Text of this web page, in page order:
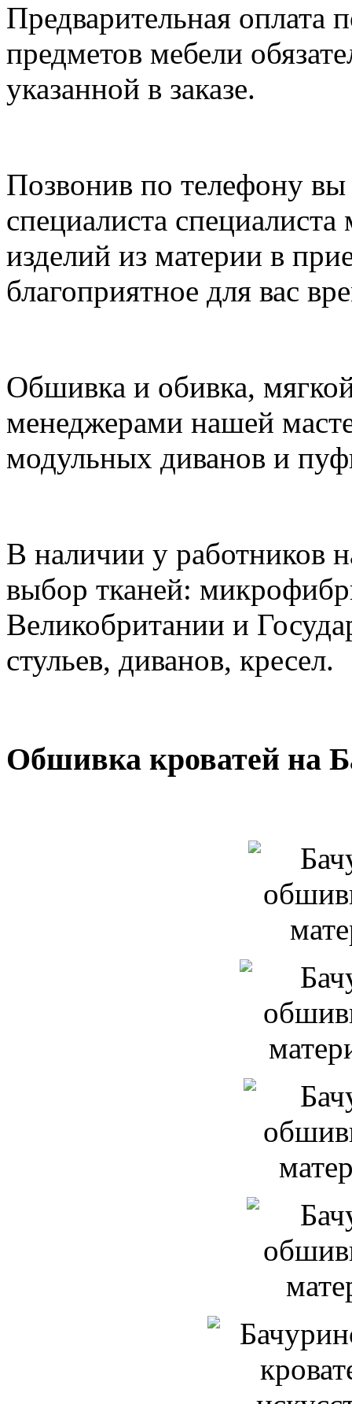
Предварительная оплата
предметов мебели
указанной в заказе.
Позвонив по телефону вы
специалиста
изделий из материи в
благоприятное для вас
Обшивка и обивка,
менеджерами нашей
модульных диванов и
В наличии у работников
выбор тканей:
Великобритании и
стульев, диванов, кресел.
Обшивка кроватей на